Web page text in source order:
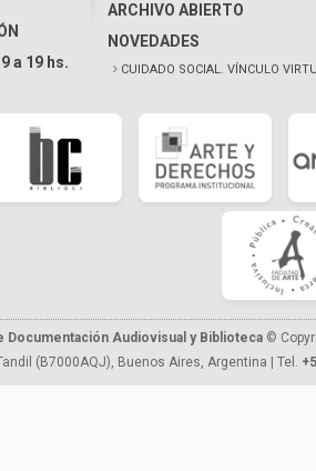
a 19 hs.
ARCHIVO ABIERTO
NOVEDADES
CUIDADO SOCIAL. VÍNCULO
Documentación Audiovisual y Biblioteca ©
(B7000AQJ), Buenos Aires, Argentina | Tel.